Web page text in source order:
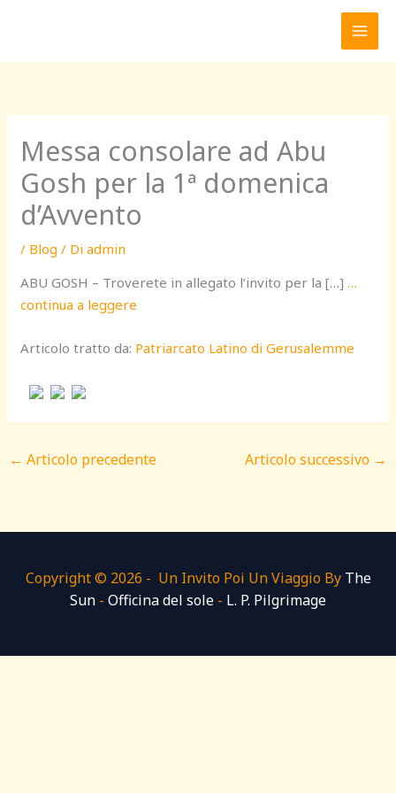
Messa consolare ad Abu
Gosh per la 1ª domenica
d’Avvento
/ Blog / Diadmin
ABU GOSH – Troverete in allegato l’invito per la […]…
continua a leggere
Articolo tratto da: Patriarcato Latino di Gerusalemme
← Articolo precedente Articolo successivo →
Copyright © 2026 - Un Invito Poi Un Viaggio By The
Sun - Officina del sole - L. P. Pilgrimage